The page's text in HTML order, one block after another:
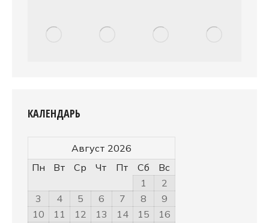
КАЛЕНДАРЬ
Август 2026
Пн
Вт Ср Чт Пт Сб
Вс
1
2
3
4 5 6 7 8
9
10
11 12 13 14 15
16